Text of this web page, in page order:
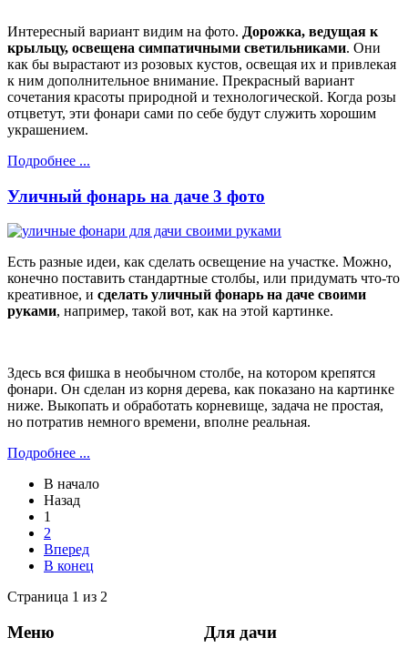
Интересный вариант видим на фото. Дорожка, ведущая к
крыльцу, освещена симпатичными светильниками. Они
как бы вырастают из розовых кустов, освещая их и привлекая
к ним дополнительное внимание. Прекрасный вариант
сочетания красоты природной и технологической. Когда розы
отцветут, эти фонари сами по себе будут служить хорошим
украшением.
Подробнее ...
Уличный фонарь на даче 3 фото
Есть разные идеи, как сделать освещение на участке. Можно,
конечно поставить стандартные столбы, или придумать что-то
креативное, и сделать уличный фонарь на даче своими
руками, например, такой вот, как на этой картинке.
Здесь вся фишка в необычном столбе, на котором крепятся
фонари. Он сделан из корня дерева, как показано на картинке
ниже. Выкопать и обработать корневище, задача не простая,
но потратив немного времени, вполне реальная.
Подробнее ...
В начало
Назад
1
2
Вперед
В конец
Страница 1 из 2
Меню Для дачи